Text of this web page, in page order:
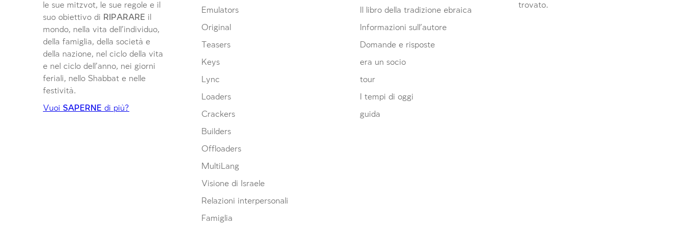
trovato.
Il libro della tradizione ebraica
Informazioni sull’autore
Domande e risposte
era un socio
tour
I tempi di oggi
guida
Emulators
Original
Teasers
Keys
Lync
Loaders
Crackers
Builders
Offloaders
MultiLang
Visione di Israele
Relazioni interpersonali
Famiglia
le sue mitzvot, le sue regole e il
suo obiettivo di RIPARARE il
mondo, nella vita dell’individuo,
della famiglia, della società e
della nazione, nel ciclo della vita
e nel ciclo dell’anno, nei giorni
feriali, nello Shabbat e nelle
festività.
Vuoi SAPERNE di più?